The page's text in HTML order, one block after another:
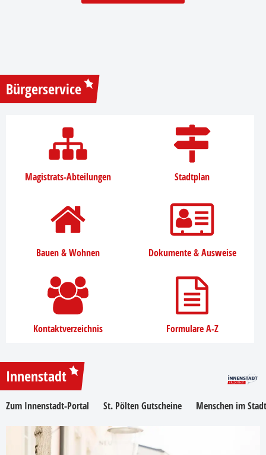
Bürgerservice
Magistrats-Abteilungen Stadtplan
Bauen & Wohnen Dokumente & Ausweise
Kontaktverzeichnis Formulare A-Z
Innenstadt
Zum Innenstadt-Portal St. Pölten Gutscheine Menschen im